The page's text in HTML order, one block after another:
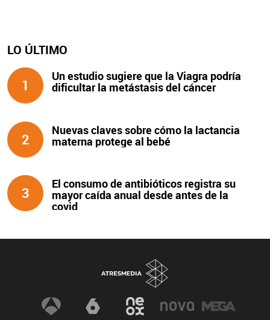
LO ÚLTIMO
1
Un estudio sugiere que la Viagra podría
dificultar la metástasis del cáncer
2
Nuevas claves sobre cómo la lactancia
materna protege al bebé
3
El consumo de antibióticos registra su
mayor caída anual desde antes de la
covid